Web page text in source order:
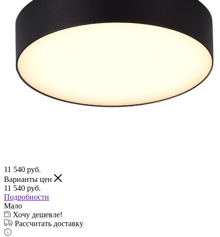
11 540 руб.
Варианты цен
11 540 руб.
Подробности
Мало
Хочу дешевле!
Рассчитать доставку